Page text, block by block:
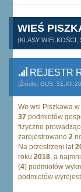
WIEŚ
(KLASY WIELKOŚCI,
REJESTR
(Źródło: GUS,
We wsi Piszkawa
37 podmiotów
fizyczne
zarejestrowano 2
Na przestrzeni lat
roku 2018, a
(4) podmiotów
podmiotów